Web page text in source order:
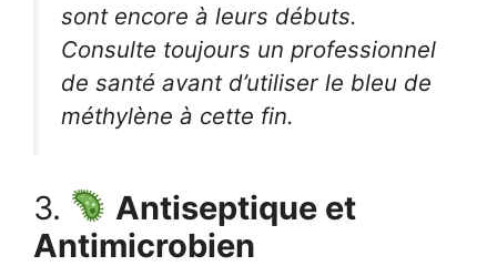
sont encore à leurs débuts.
Consulte toujours un professionnel
de santé avant d’utiliser le bleu de
méthylène à cette fin.
3.
Antiseptique et
Antimicrobien